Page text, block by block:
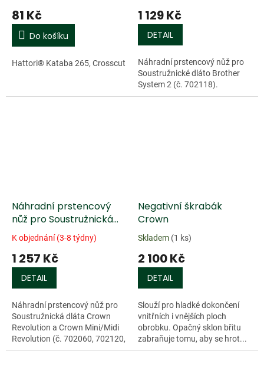
81 Kč
Do košíku
Hattori® Kataba 265, Crosscut
1 129 Kč
DETAIL
Náhradní prstencový nůž pro
Soustružnické dláto Brother
System 2 (č. 702118).
Náhradní prstencový
nůž pro Soustružnická
dláta Crown Revolution
K objednání (3-8 týdny)
1 257 Kč
DETAIL
Náhradní prstencový nůž pro
Soustružnická dláta Crown
Revolution a Crown Mini/Midi
Revolution (č. 702060, 702120,
702169).
Negativní škrabák
Crown
Skladem (1 ks)
2 100 Kč
DETAIL
Slouží pro hladké dokončení
vnitřních i vnějších ploch
obrobku. Opačný sklon břitu
zabraňuje tomu, aby se hrot...